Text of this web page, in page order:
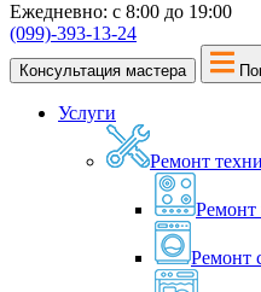
Ежедневно: с 8:00 до 19:00
(099)-393-13-24
Консультация мастера
Услуги
Ремонт
Ремонт
Ремонт